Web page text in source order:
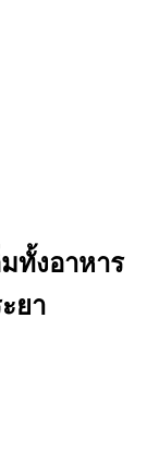
ทั้งอาหาร
ยา